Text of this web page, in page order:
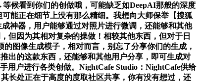
候看到你们的创做哦，可能缺乏如DeepAI那般的深度
能正在细节上没有那么精细。我想向大师保举【搜狐
神器，用户能够通过对照片进行微调，还能够和其他
但因为其相对复杂的操做！相较其他东西，但对于日
图像生成模子，相对而言，别忘了分享你们的生成，
出的这款东西，还能够和其他用户分享，即可生成对
用户进行各类创做。NightCafe Studio：NightCafe供给
长处正在于高度的度取社区共享，你有没有想过，还